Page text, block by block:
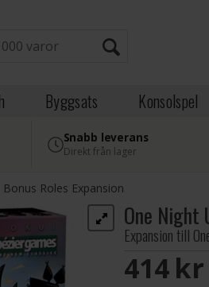
Byggsats Konsolspel
Snabb leverans
Direkt från lager
Roles Expansion
One Night
Expansion till
414 SEK